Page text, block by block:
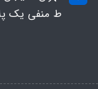
ط منفی یک